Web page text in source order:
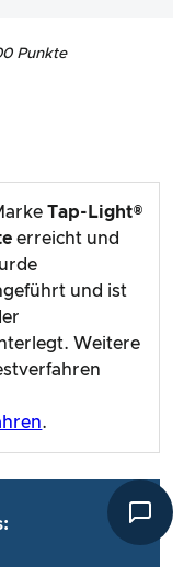
Punkte
Tap-Light®
erreicht und
und ist
Weitere
.